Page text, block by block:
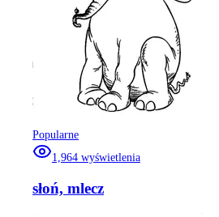
Popularne
1,964 wyświetlenia
słoń, mlecz